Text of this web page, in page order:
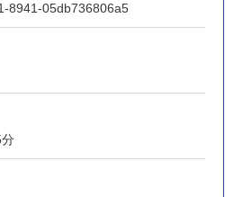
8941-05db736806a5